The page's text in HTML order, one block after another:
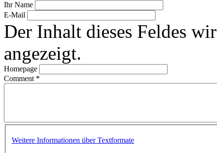
Ihr Name
E-Mail
Der Inhalt dieses Feldes
angezeigt.
Homepage
Comment *
Weitere Informationen über Textformate